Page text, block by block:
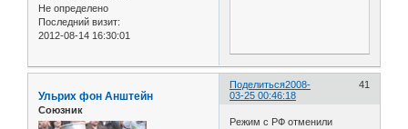
Не определено
Последний визит:
2012-08-14 16:30:01
Поделиться 41
2008-
03-25 00:46:18
Ульрих фон Анштейн
Союзник
Режим с РФ отменили